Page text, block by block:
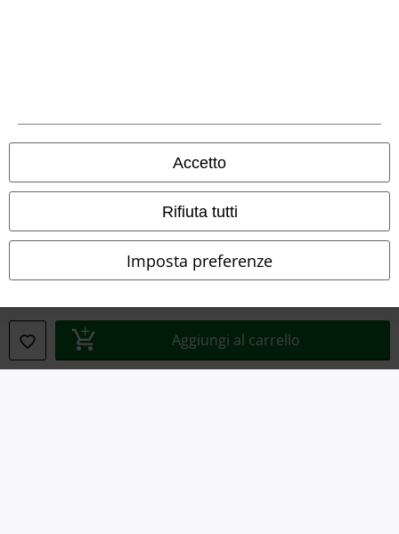
Accetto
Rifiuta tutti
Imposta preferenze
Aggiungi al carrello
Info legali
Termini & Condizioni
Redazione
Legge sulla Privacy
Smaltimento rifiuti e protezione dell’ambiente
Dichiarazione di Conformità
Informazioni sull'accessibilità